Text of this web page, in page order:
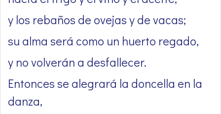
y los rebaños de ovejas y de vacas;
su alma será como un huerto regado,
y no volverán a desfallecer.
Entonces se alegrará la doncella en la
danza,